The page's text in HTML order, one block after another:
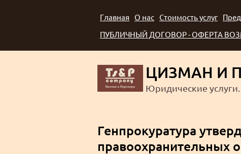
Главная О нас Стоимость услуг
ПУБЛИЧНЫЙ ДОГОВОР - ОФЕРТА
ЦИЗМАН И
Юридические
Генпрокуратура
правоохранительных